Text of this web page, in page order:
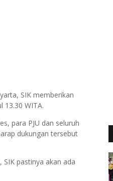
SIK memberikan
13.30 WITA.
para PJU dan seluruh
dukungan tersebut
pastinya akan ada